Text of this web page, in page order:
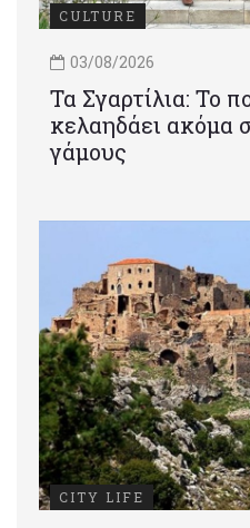
CULTURE
03/08/2026
Τα Σγαρτίλια: Το
κελαηδάει ακόμα
γάμους
CITY LIFE